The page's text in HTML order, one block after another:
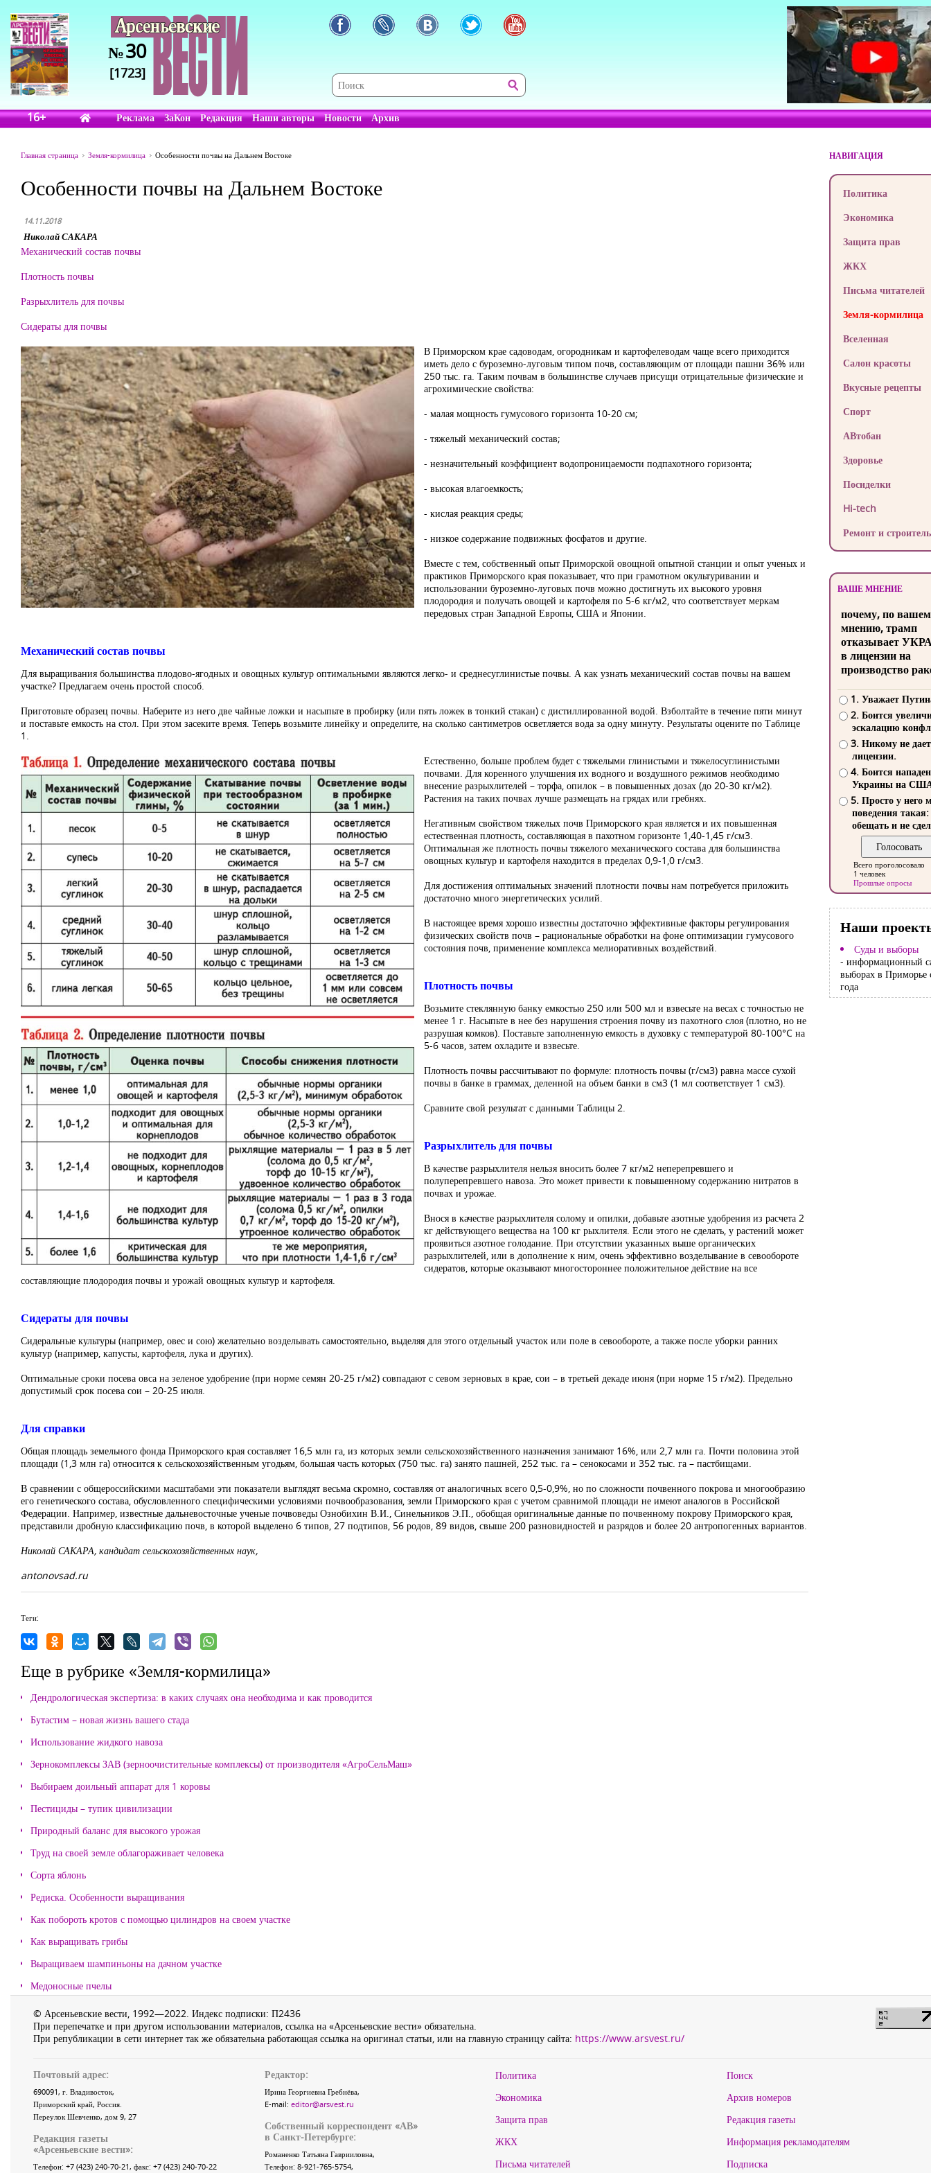
№30
[1723]
16+ Реклама ЗаКон Редакция Наши авторы Новости Архив
Главная страница Земля-кормилица Особенности почвы на Дальнем Востоке
Особенности почвы на Дальнем Востоке
14.11.2018
Николай САКАРА
Механический состав почвы
Плотность почвы
Разрыхлитель для почвы
Сидераты для почвы
В Приморском крае садоводам, огородникам и картофелеводам чаще всего приходится
иметь дело с буроземно-луговым типом почв, составляющим от площади пашни 36% или
250 тыс. га. Таким почвам в большинстве случаев присущи отрицательные физические и
агрохимические свойства:
- малая мощность гумусового горизонта 10-20 см;
- тяжелый механический состав;
- незначительный коэффициент водопроницаемости подпахотного горизонта;
- высокая влагоемкость;
- кислая реакция среды;
- низкое содержание подвижных фосфатов и другие.
Вместе с тем, собственный опыт Приморской овощной опытной станции и опыт ученых и
практиков Приморского края показывает, что при грамотном окультуривании и
использовании буроземно-луговых почв можно достигнуть их высокого уровня
плодородия и получать овощей и картофеля по 5-6 кг/м2, что соответствует меркам
передовых стран Западной Европы, США и Японии.
Механический состав почвы
Для выращивания большинства плодово-ягодных и овощных культур оптимальными являются легко- и среднесуглинистые почвы. А как узнать механический состав почвы на вашем
участке? Предлагаем очень простой способ.
Приготовьте образец почвы. Наберите из него две чайные ложки и насыпьте в пробирку (или пять ложек в тонкий стакан) с дистиллированной водой. Взболтайте в течение пяти минут
и поставьте емкость на стол. При этом засеките время. Теперь возьмите линейку и определите, на сколько сантиметров осветляется вода за одну минуту. Результаты оцените по Таблице
1.
Естественно, больше проблем будет с тяжелыми глинистыми и тяжелосуглинистыми
почвами. Для коренного улучшения их водного и воздушного режимов необходимо
внесение разрыхлителей – торфа, опилок – в повышенных дозах (до 20-30 кг/м2).
Растения на таких почвах лучше размещать на грядах или гребнях.
Негативным свойством тяжелых почв Приморского края является и их повышенная
естественная плотность, составляющая в пахотном горизонте 1,40-1,45 г/см3.
Оптимальная же плотность почвы тяжелого механического состава для большинства
овощных культур и картофеля находится в пределах 0,9-1,0 г/см3.
Для достижения оптимальных значений плотности почвы нам потребуется приложить
достаточно много энергетических усилий.
В настоящее время хорошо известны достаточно эффективные факторы регулирования
физических свойств почв – рациональные обработки на фоне оптимизации гумусового
состояния почв, применение комплекса мелиоративных воздействий.
Плотность почвы
Возьмите стеклянную банку емкостью 250 или 500 мл и взвесьте на весах с точностью не
менее 1 г. Насыпьте в нее без нарушения строения почву из пахотного слоя (плотно, но не
разрушая комков). Поставьте заполненную емкость в духовку с температурой 80-100°C на
5-6 часов, затем охладите и взвесьте.
Плотность почвы рассчитывают по формуле: плотность почвы (г/см3) равна массе сухой
почвы в банке в граммах, деленной на объем банки в см3 (1 мл соответствует 1 см3).
Сравните свой результат с данными Таблицы 2.
Разрыхлитель для почвы
В качестве разрыхлителя нельзя вносить более 7 кг/м2 неперепревшего и
полуперепревшего навоза. Это может привести к повышенному содержанию нитратов в
почвах и урожае.
Внося в качестве разрыхлителя солому и опилки, добавьте азотные удобрения из расчета 2
кг действующего вещества на 100 кг рыхлителя. Если этого не сделать, у растений может
проявиться азотное голодание. При отсутствии указанных выше органических
разрыхлителей, или в дополнение к ним, очень эффективно возделывание в севообороте
сидератов, которые оказывают многостороннее положительное действие на все
составляющие плодородия почвы и урожай овощных культур и картофеля.
Сидераты для почвы
Сидеральные культуры (например, овес и сою) желательно возделывать самостоятельно, выделяя для этого отдельный участок или поле в севообороте, а также после уборки ранних
культур (например, капусты, картофеля, лука и других).
Оптимальные сроки посева овса на зеленое удобрение (при норме семян 20-25 г/м2) совпадают с севом зерновых в крае, сои – в третьей декаде июня (при норме 15 г/м2). Предельно
допустимый срок посева сои – 20-25 июля.
Для справки
Общая площадь земельного фонда Приморского края составляет 16,5 млн га, из которых земли сельскохозяйственного назначения занимают 16%, или 2,7 млн га. Почти половина этой
площади (1,3 млн га) относится к сельскохозяйственным угодьям, большая часть которых (750 тыс. га) занято пашней, 252 тыс. га – сенокосами и 352 тыс. га – пастбищами.
В сравнении с общероссийскими масштабами эти показатели выглядят весьма скромно, составляя от аналогичных всего 0,5-0,9%, но по сложности почвенного покрова и многообразию
его генетического состава, обусловленного специфическими условиями почвообразования, земли Приморского края с учетом сравнимой площади не имеют аналогов в Российской
Федерации. Например, известные дальневосточные ученые почвоведы Ознобихин В.И., Синельников Э.П., обобщая оригинальные данные по почвенному покрову Приморского края,
представили дробную классификацию почв, в которой выделено 6 типов, 27 подтипов, 56 родов, 89 видов, свыше 200 разновидностей и разрядов и более 20 антропогенных вариантов.
Николай САКАРА, кандидат сельскохозяйственных наук,
antonovsad.ru
Теги:
Еще в рубрике «Земля-кормилица»
Дендрологическая экспертиза: в каких случаях она необходима и как проводится
Бутастим – новая жизнь вашего стада
Использование жидкого навоза
Зернокомплексы ЗАВ (зерноочистительные комплексы) от производителя «АгроСельМаш»
Выбираем доильный аппарат для 1 коровы
Пестициды – тупик цивилизации
Природный баланс для высокого урожая
Труд на своей земле облагораживает человека
Сорта яблонь
Редиска. Особенности выращивания
Как побороть кротов с помощью цилиндров на своем участке
Как выращивать грибы
Выращиваем шампиньоны на дачном участке
Медоносные пчелы
НАВИГАЦИЯ
Политика
Экономика
Защита прав
ЖКХ
Письма читателей
Земля-кормилица
Вселенная
Салон красоты
Вкусные рецепты
Спорт
АВтобан
Здоровье
Посиделки
Hi-tech
Ремонт и
ВАШЕ МНЕНИЕ
почему, по
мнению, трамп
отказывает
в лицензии на
производство
1. Уважает
2. Боится
эскалацию
3. Никому не
лицензии.
4. Боится
Украины на
5. Просто у него
поведения такая:
обещать и не
Всего проголосовало
1 человек
Прошлые опросы
Наши
Суды и выборы
- информационный
выборах в Приморье
года
© Арсеньевские вести, 1992—2022. Индекс подписки: П2436
При перепечатке и при другом использовании материалов, ссылка на «Арсеньевские вести» обязательна.
При републикации в сети интернет так же обязательна работающая ссылка на оригинал статьи, или на главную страницу сайта: https://www.arsvest.ru/
Почтовый адрес:
690091, г. Владивосток,
Приморский край, Россия.
Переулок Шевченко, дом 9, 27
Редакция газеты
«Арсеньевские вести»:
Телефон: +7 (423) 240-70-21, факс: +7 (423) 240-70-22
Редактор:
Ирина Георгиевна Гребнёва,
E-mail: editor@arsvest.ru
Собственный корреспондент «АВ»
в Санкт-Петербурге:
Романенко Татьяна Гаврииловна,
Телефон: 8-921-765-5754,
Политика
Экономика
Защита прав
ЖКХ
Письма читателей
Поиск
Архив номеров
Редакция газеты
Информация рекламодателям
Подписка